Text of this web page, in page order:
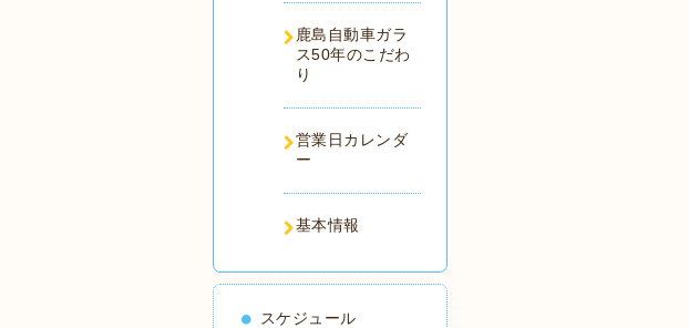
鹿島自動車ガラ
ス50年のこだわ
り
営業日カレンダ
ー
基本情報
スケジュール